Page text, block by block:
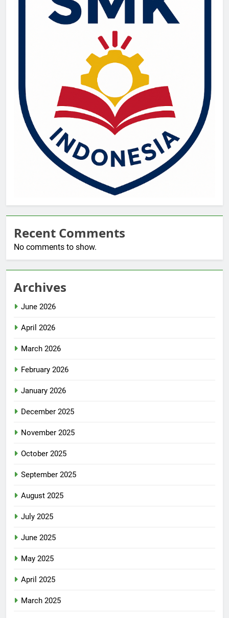
Recent Comments
No comments to show.
Archives
June 2026
April 2026
March 2026
February 2026
January 2026
December 2025
November 2025
October 2025
September 2025
August 2025
July 2025
June 2025
May 2025
April 2025
March 2025